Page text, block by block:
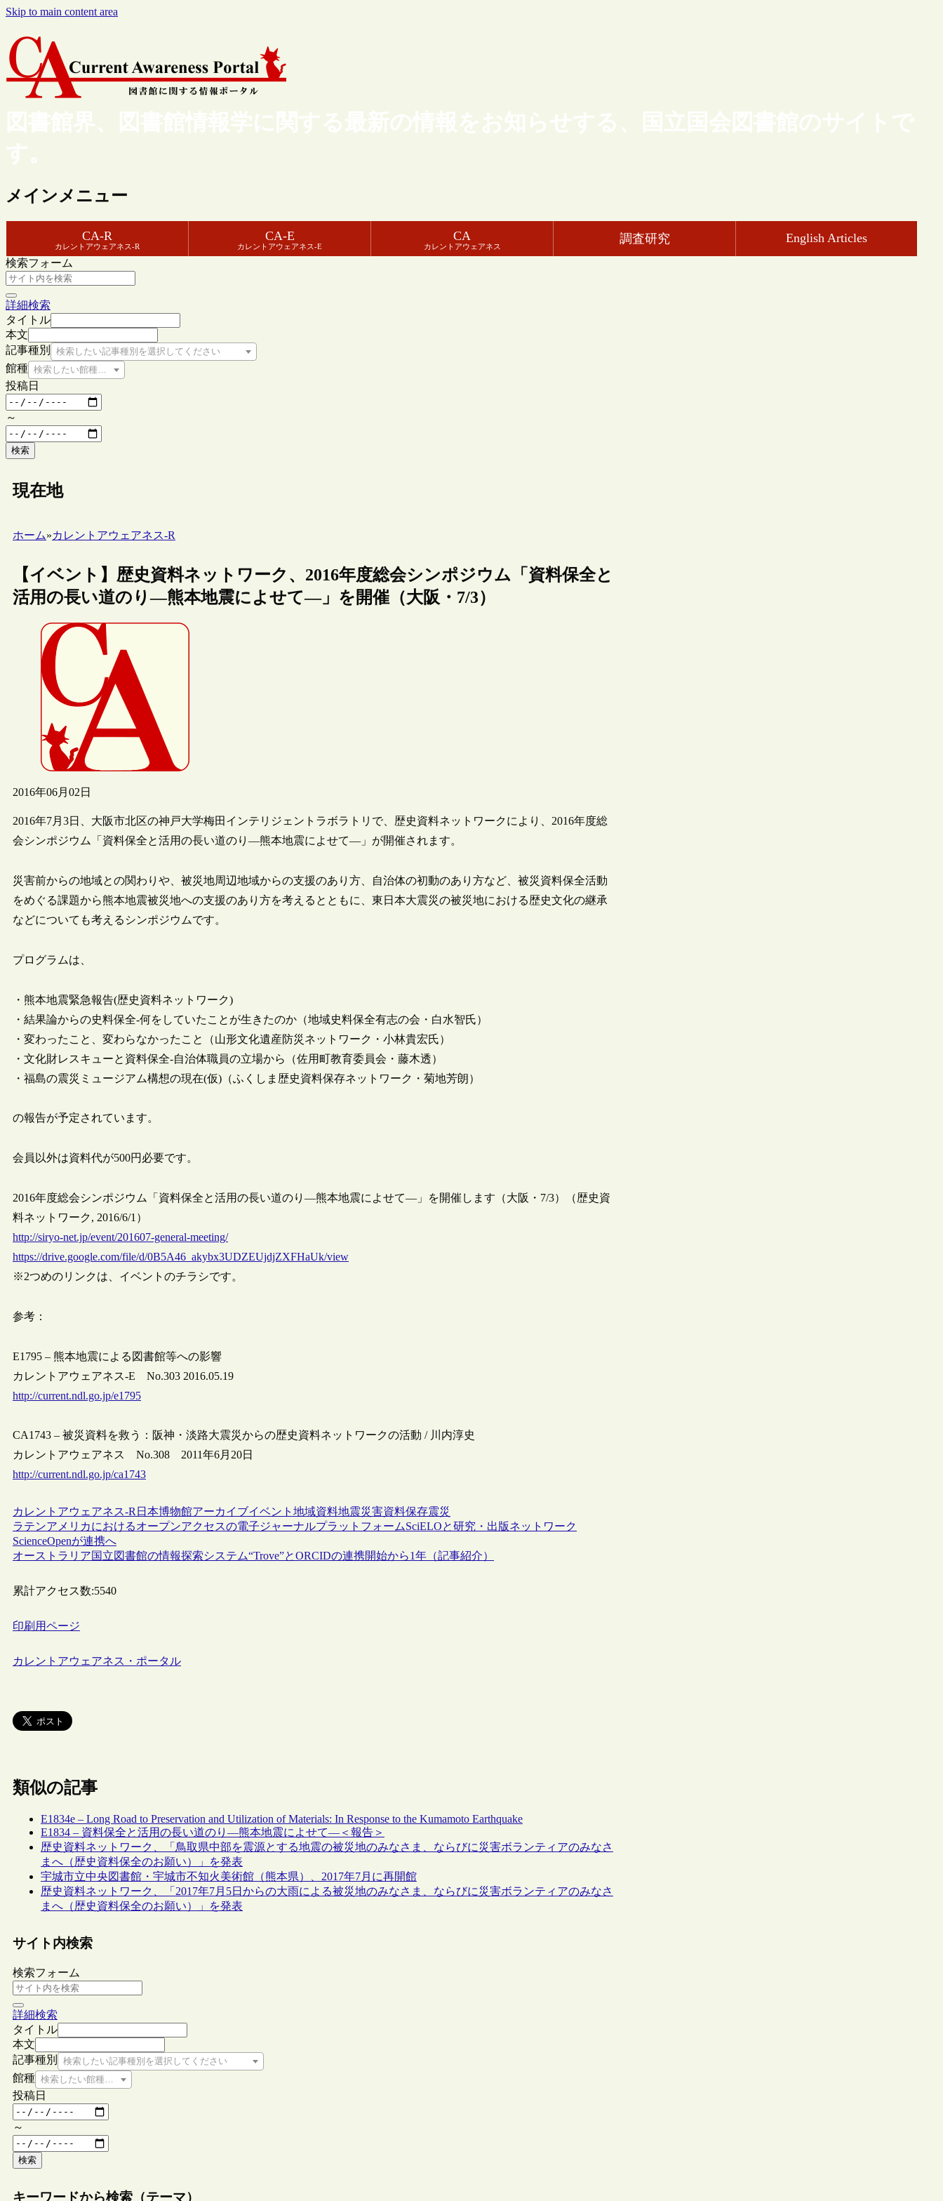
Skip to main content area
図書館界、図書館情報学に関する最新の情報をお知らせする、国立国会図書館のサイトで
す。
メインメニュー
CA-R
カレントアウェアネス-R
CA-E
カレントアウェアネス-E
CA
カレントアウェアネス
調査研究 English Articles
検索フォーム
詳細検索
タイトル
本文
記事種別
検索したい記事種別を選択してください
館種 検索したい館種を選択してください
投稿日
～
検索
現在地
ホーム»カレントアウェアネス-R
【イベント】歴史資料ネットワーク、2016年度総会シンポジウム「資料保全と
活用の長い道のり―熊本地震によせて―」を開催（大阪・7/3）
2016年06月02日
2016年7月3日、大阪市北区の神戸大学梅田インテリジェントラボラトリで、歴史資料ネットワークにより、2016年度総
会シンポジウム「資料保全と活用の長い道のり―熊本地震によせて―」が開催されます。
災害前からの地域との関わりや、被災地周辺地域からの支援のあり方、自治体の初動のあり方など、被災資料保全活動
をめぐる課題から熊本地震被災地への支援のあり方を考えるとともに、東日本大震災の被災地における歴史文化の継承
などについても考えるシンポジウムです。
プログラムは、
・熊本地震緊急報告(歴史資料ネットワーク)
・結果論からの史料保全-何をしていたことが生きたのか（地域史料保全有志の会・白水智氏）
・変わったこと、変わらなかったこと（山形文化遺産防災ネットワーク・小林貴宏氏）
・文化財レスキューと資料保全-自治体職員の立場から（佐用町教育委員会・藤木透）
・福島の震災ミュージアム構想の現在(仮)（ふくしま歴史資料保存ネットワーク・菊地芳朗）
の報告が予定されています。
会員以外は資料代が500円必要です。
2016年度総会シンポジウム「資料保全と活用の長い道のり―熊本地震によせて―」を開催します（大阪・7/3）（歴史資
料ネットワーク, 2016/6/1）
http://siryo-net.jp/event/201607-general-meeting/
https://drive.google.com/file/d/0B5A46_akybx3UDZEUjdjZXFHaUk/view
※2つめのリンクは、イベントのチラシです。
参考：
E1795 – 熊本地震による図書館等への影響
カレントアウェアネス-E No.303 2016.05.19
http://current.ndl.go.jp/e1795
CA1743 – 被災資料を救う：阪神・淡路大震災からの歴史資料ネットワークの活動 / 川内淳史
カレントアウェアネス No.308 2011年6月20日
http://current.ndl.go.jp/ca1743
カレントアウェアネス-R 日本博物館アーカイブイベント 地域資料地震災害資料保存震災
ラテンアメリカにおけるオープンアクセスの電子ジャーナルプラットフォームSciELOと研究・出版ネットワーク
ScienceOpenが連携へ
オーストラリア国立図書館の情報探索システム“Trove”とORCIDの連携開始から1年（記事紹介）
累計アクセス数:5540
印刷用ページ
カレントアウェアネス・ポータル
類似の記事
E1834e – Long Road to Preservation and Utilization of Materials: In Response to the Kumamoto Earthquake
E1834 – 資料保全と活用の長い道のり―熊本地震によせて―＜報告＞
歴史資料ネットワーク、「鳥取県中部を震源とする地震の被災地のみなさま、ならびに災害ボランティアのみなさ
まへ（歴史資料保全のお願い）」を発表
宇城市立中央図書館・宇城市不知火美術館（熊本県）、2017年7月に再開館
歴史資料ネットワーク、「2017年7月5日からの大雨による被災地のみなさま、ならびに災害ボランティアのみなさ
まへ（歴史資料保全のお願い）」を発表
サイト内検索
検索フォーム
詳細検索
タイトル
本文
記事種別
検索したい記事種別を選択してください
館種 検索したい館種を選択してください
投稿日
～
検索
キーワードから検索（テーマ）